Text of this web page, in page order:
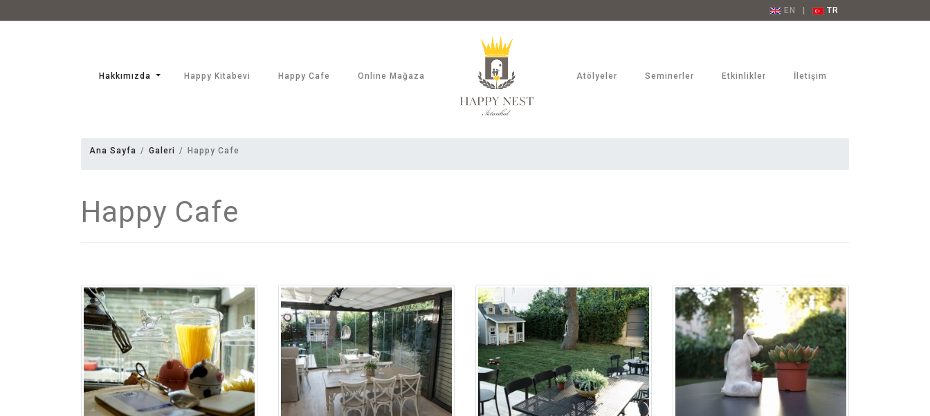
EN TR
Hakkımızda Happy Kitabevi Happy Cafe Online Mağaza Atölyeler Seminerler Etkinlikler İletişim
Ana Sayfa Galeri Happy Cafe
Happy Cafe